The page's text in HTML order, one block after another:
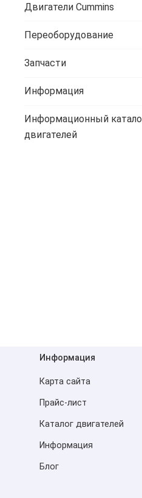
Двигатели Cummins
Переоборудование
Запчасти
Информация
Информационный
двигателей
Информация
Карта сайта
Прайс-лист
Каталог двигателей
Информация
Блог